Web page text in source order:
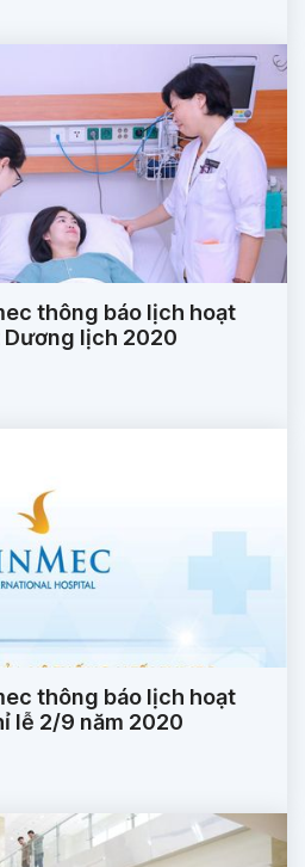
thông báo lịch hoạt
lịch 2020
thông báo lịch hoạt
lễ 2/9 năm 2020